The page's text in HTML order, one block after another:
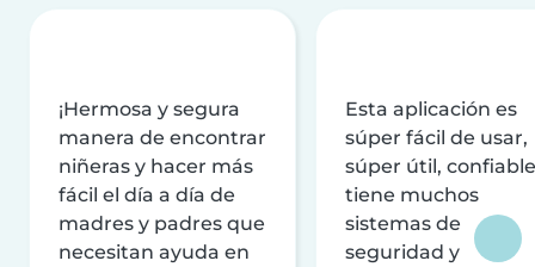
¡Hermosa y segura
manera de encontrar
niñeras y hacer más
fácil el día a día de
madres y padres que
necesitan ayuda en
Esta aplicación es
súper fácil de usar,
súper útil,
tiene muchos
sistemas de
seguridad y